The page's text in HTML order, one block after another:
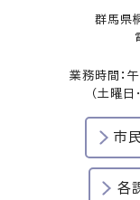
群馬県
業務時間：
（土曜日
市
各